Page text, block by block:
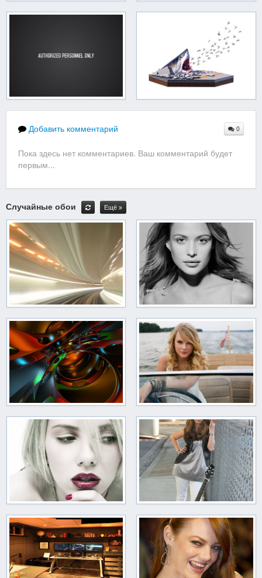
Добавить комментарий 0
Пока здесь нет комментариев. Ваш комментарий будет
первым...
Случайные обои Ещё